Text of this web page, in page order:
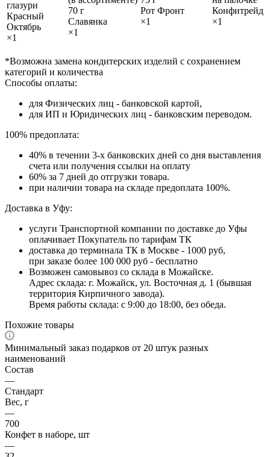
глазури
Красный
Октябрь
×1
70 г
Славянка
×1
Рот Фронт
×1
Конфитрейд
×1
*Возможна замена кондитерских изделий с сохранением
категорий и количества
Способы оплаты:
для Физических лиц - банковской картой,
для ИП и Юридических лиц - банковским переводом.
100% предоплата:
40% в течении 3-х банковских дней со дня выставления
счета или получения ссылки на оплату
60% за 7 дней до отгрузки товара.
при наличии товара на складе предоплата 100%.
Доставка в Уфу:
услуги Транспортной компании по доставке до Уфы
оплачивает Покупатель по тарифам ТК
доставка до терминала ТК в Москве - 1000 руб,
при заказе более 100 000 руб - бесплатно
Возможен самовывоз со склада в Можайске.
Адрес склада: г. Можайск, ул. Восточная д. 1 (бывшая
территория Кирпичного завода).
Время работы склада: с 9:00 до 18:00, без обеда.
Похожие товары
Минимальный заказ подарков от 20 штук разных
наименований
Состав
—
Стандарт
Вес, г
—
700
Конфет в наборе, шт
—